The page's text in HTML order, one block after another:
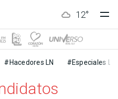
12°
#Hacedores LN #Especiales LN